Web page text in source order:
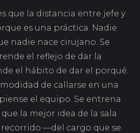
que la distancia entre jefe y
es una práctica. Nadie
nadie nace cirujano. Se
el reflejo de dar la
el hábito de dar el porqué.
de callarse en una
el equipo. Se entrena
la mejor idea de la sala
recorrido —del cargo que se